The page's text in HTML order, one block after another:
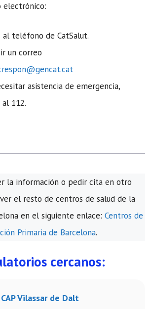
electrónico:
al teléfono de CatSalut.
un correo
asistencia de emergencia,
112.
la información o pedir cita en otro
el resto de centros de salud de la
en el siguiente enlace: Centros de
Primaria de Barcelona.
cercanos:
CAP Vilassar de Dalt